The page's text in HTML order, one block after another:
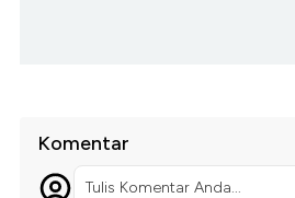
Komentar
Tulis Komentar Anda...